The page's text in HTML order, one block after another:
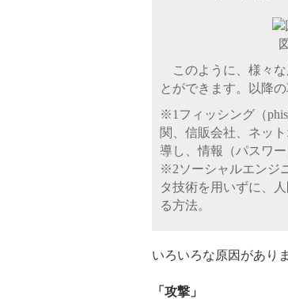
このように、様々な
とができます。以降
※1フィッシング（
関、信販会社、ネッ
導し、情報（パスワ
※2ソーシャルエンジ
タ技術を用いずに、
る方法。
いろいろな原因があり
「攻撃」